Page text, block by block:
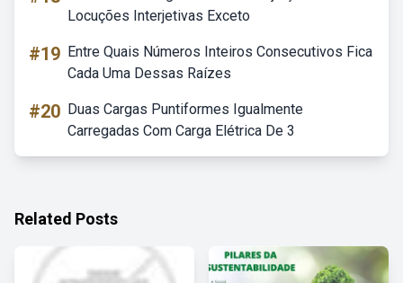
Locuções Interjetivas Exceto
#19 Entre Quais Números Inteiros Consecutivos Fica
Cada Uma Dessas Raízes
#20 Duas Cargas Puntiformes Igualmente
Carregadas Com Carga Elétrica De 3
Related Posts